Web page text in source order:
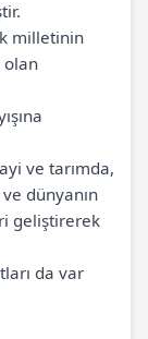
milletinin
olan
ve tarımda,
dünyanın
geliştirerek
da var